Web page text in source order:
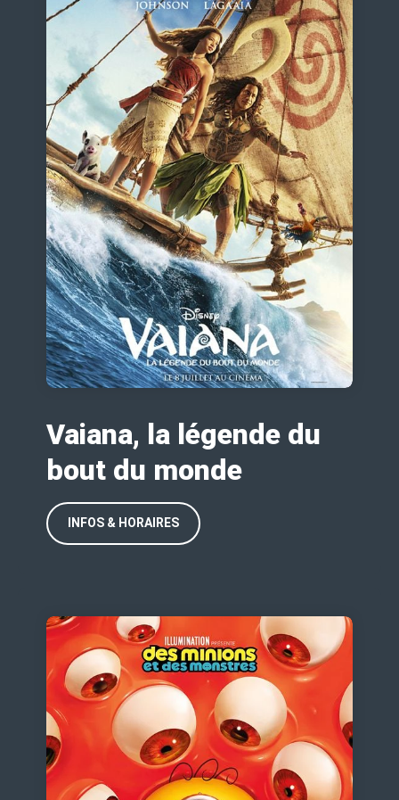
Vaiana, la légende du
bout du monde
INFOS & HORAIRES